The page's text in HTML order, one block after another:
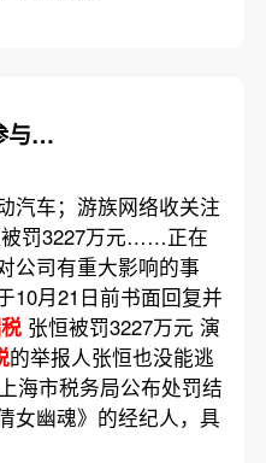
紫
试
友
汽车；游族网络收关注
罚3227万元……正在
公司有重大影响的事
10月21日前书面回复并
张恒被罚3227万元 演
的举报人张恒也没能逃
海市税务局公布处罚结
女幽魂》的经纪人，具